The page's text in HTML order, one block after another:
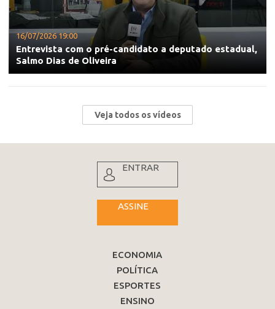
16/07/2026 19:00
Entrevista com o pré-candidato a deputado estadual,
Salmo Dias de Oliveira
Veja todos os vídeos
ENTRAR
ASSINE
ECONOMIA
POLÍTICA
ESPORTES
ENSINO